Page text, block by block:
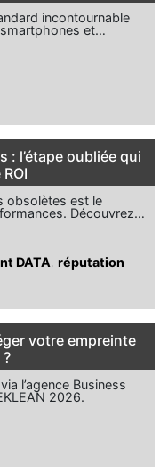
incontournable
et…
: l’étape oubliée qui
obsolètes est le
Découvrez…
DATA réputation
votre empreinte
l’agence Business
2026.